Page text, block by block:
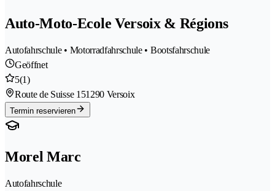
Auto-Moto-Ecole Versoix & Régions
Autofahrschule • Motorradfahrschule • Bootsfahrschule
Geöffnet
5(1)
Route de Suisse 151290 Versoix
Termin reservieren
Morel Marc
Autofahrschule